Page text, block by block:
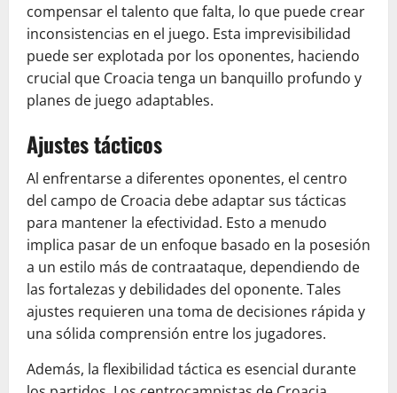
compensar el talento que falta, lo que puede crear
inconsistencias en el juego. Esta imprevisibilidad
puede ser explotada por los oponentes, haciendo
crucial que Croacia tenga un banquillo profundo y
planes de juego adaptables.
Ajustes tácticos
Al enfrentarse a diferentes oponentes, el centro
del campo de Croacia debe adaptar sus tácticas
para mantener la efectividad. Esto a menudo
implica pasar de un enfoque basado en la posesión
a un estilo más de contraataque, dependiendo de
las fortalezas y debilidades del oponente. Tales
ajustes requieren una toma de decisiones rápida y
una sólida comprensión entre los jugadores.
Además, la flexibilidad táctica es esencial durante